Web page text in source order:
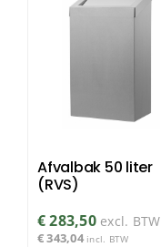
Afvalbak 50 liter
(RVS)
€283,50 excl. BTW
€343,04 incl. BTW